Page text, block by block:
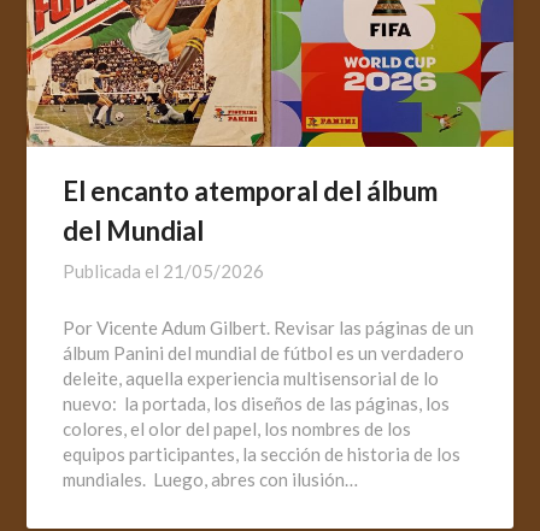
El encanto atemporal del álbum
del Mundial
Publicada el 21/05/2026
Por Vicente Adum Gilbert. Revisar las páginas de un
álbum Panini del mundial de fútbol es un verdadero
deleite, aquella experiencia multisensorial de lo
nuevo: la portada, los diseños de las páginas, los
colores, el olor del papel, los nombres de los
equipos participantes, la sección de historia de los
mundiales. Luego, abres con ilusión…